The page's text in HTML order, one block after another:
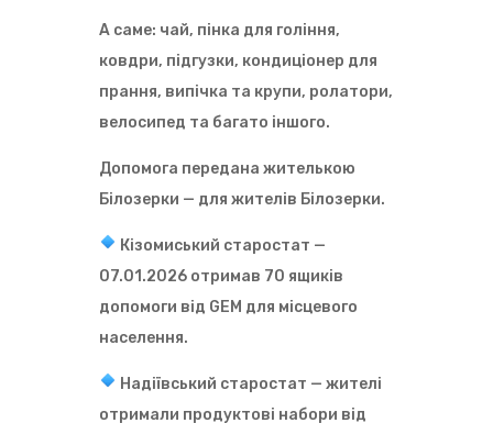
А саме: чай, пінка для гоління,
ковдри, підгузки, кондиціонер для
прання, випічка та крупи, ролатори,
велосипед та багато іншого.
Допомога передана жителькою
Білозерки — для жителів Білозерки.
Кізомиський старостат —
07.01.2026 отримав 70 ящиків
допомоги від GEM для місцевого
населення.
Надіївський старостат — жителі
отримали продуктові набори від